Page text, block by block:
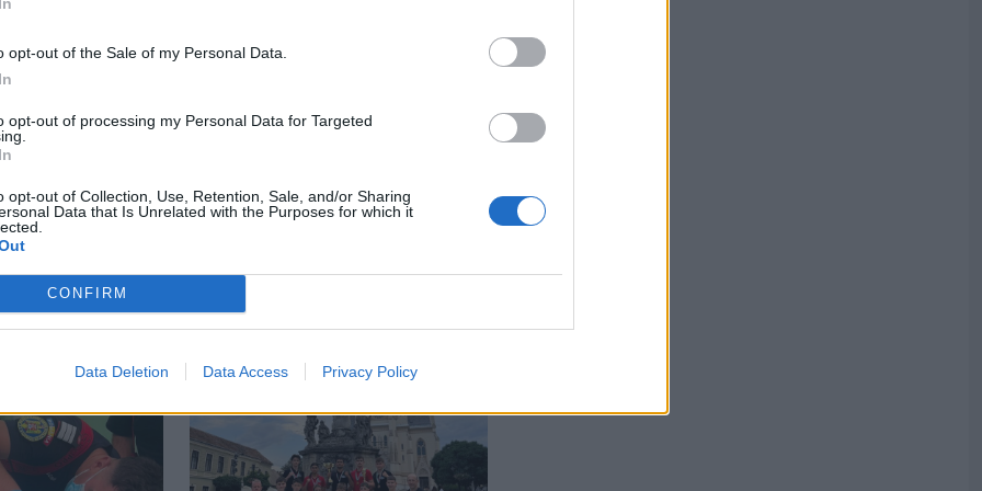
opt-out of the Sale of my Personal Data.
opt-out of processing my Personal Data for Targeted
opt-out of Collection, Use, Retention, Sale, and/or Sharing
Data that Is Unrelated with the Purposes for which it
CONFIRM
Data Deletion Data Access Privacy Policy